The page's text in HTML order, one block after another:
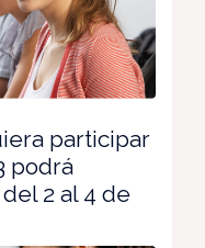
participar
podrá
2 al 4 de